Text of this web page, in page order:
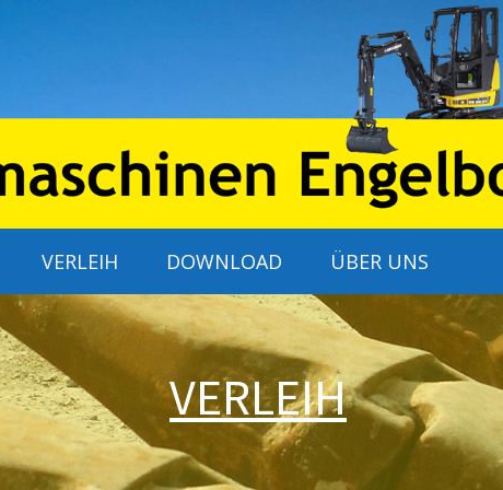
VERLEIH DOWNLOAD ÜBER UNS
VERLEIH